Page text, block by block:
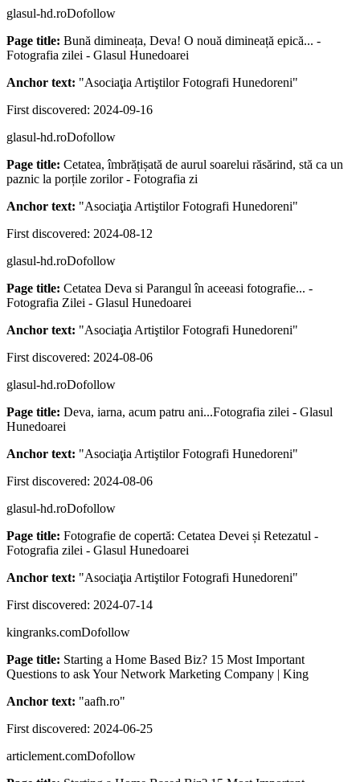
glasul-hd.roDofollow
Page title: Bună dimineața, Deva! O nouă dimineață epică... -
Fotografia zilei - Glasul Hunedoarei
Anchor text: "Asociaţia Artiştilor Fotografi Hunedoreni"
First discovered: 2024-09-16
glasul-hd.roDofollow
Page title: Cetatea, îmbrățișată de aurul soarelui răsărind, stă ca un
paznic la porțile zorilor - Fotografia zi
Anchor text: "Asociaţia Artiştilor Fotografi Hunedoreni"
First discovered: 2024-08-12
glasul-hd.roDofollow
Page title: Cetatea Deva si Parangul în aceeasi fotografie... -
Fotografia Zilei - Glasul Hunedoarei
Anchor text: "Asociaţia Artiştilor Fotografi Hunedoreni"
First discovered: 2024-08-06
glasul-hd.roDofollow
Page title: Deva, iarna, acum patru ani...Fotografia zilei - Glasul
Hunedoarei
Anchor text: "Asociaţia Artiştilor Fotografi Hunedoreni"
First discovered: 2024-08-06
glasul-hd.roDofollow
Page title: Fotografie de copertă: Cetatea Devei și Retezatul -
Fotografia zilei - Glasul Hunedoarei
Anchor text: "Asociaţia Artiştilor Fotografi Hunedoreni"
First discovered: 2024-07-14
kingranks.comDofollow
Page title: Starting a Home Based Biz? 15 Most Important
Questions to ask Your Network Marketing Company | King
Anchor text: "aafh.ro"
First discovered: 2024-06-25
articlement.comDofollow